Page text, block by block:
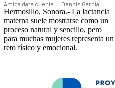
Amiga date cuenta Dennis Garcia
Hermosillo, Sonora.- La lactancia
materna suele mostrarse como un
proceso natural y sencillo, pero
para muchas mujeres representa un
reto físico y emocional.